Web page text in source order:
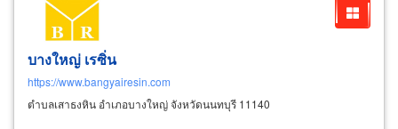
บางใหญ่ เรซิ่น
https://www.bangyairesin.com
ตำบลเสาธงหิน อำเภอบางใหญ่ จังหวัดนนทบุรี 11140